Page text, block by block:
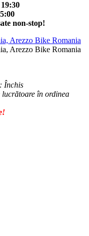
non-stop!
Închis
în ordinea